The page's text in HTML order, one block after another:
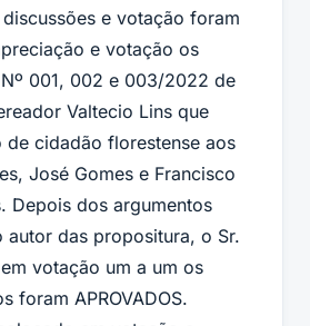
e votação foram
e votação os
001, 002 e 003/2022 de
Valtecio Lins que
cidadão florestense aos
José Gomes e Francisco
Depois dos argumentos
autor das propositura, o Sr.
votação um a um os
foram APROVADOS.